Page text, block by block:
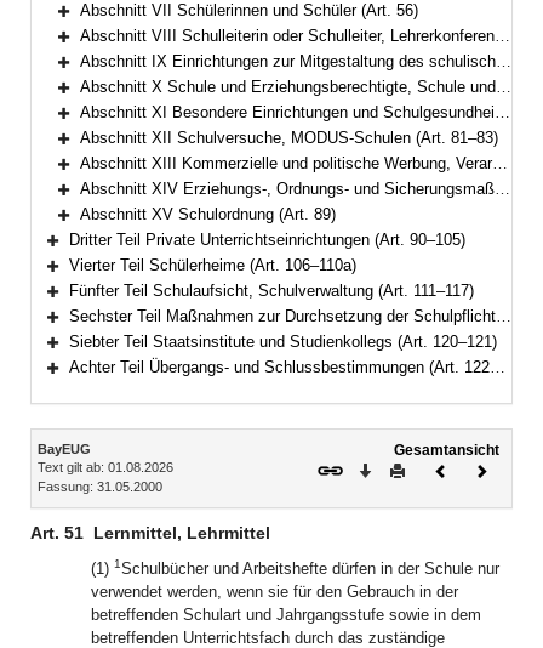
Bereich erweitern
Abschnitt VII Schülerinnen und Schüler (Art. 56)
Bereich erweitern
Abschnitt VIII Schulleiterin oder Schulleiter, Lehrerkonferenz, Lehrkräfte und sonstiges Personal (Art. 57–61)
Bereich erweitern
Abschnitt IX Einrichtungen zur Mitgestaltung des schulischen Lebens (Art. 62–73)
Bereich erweitern
Abschnitt X Schule und Erziehungsberechtigte, Schule und Arbeitgeber (Art. 74–77)
Bereich erweitern
Abschnitt XI Besondere Einrichtungen und Schulgesundheit (Art. 78–80)
Bereich erweitern
Abschnitt XII Schulversuche, MODUS-Schulen (Art. 81–83)
Bereich erweitern
Abschnitt XIII Kommerzielle und politische Werbung, Verarbeitung personenbezogener Daten (Art. 84–85a)
Bereich erweitern
Abschnitt XIV Erziehungs-, Ordnungs- und Sicherungsmaßnahmen (Art. 86–88a)
Bereich erweitern
Abschnitt XV Schulordnung (Art. 89)
Bereich erweitern
Dritter Teil Private Unterrichtseinrichtungen (Art. 90–105)
Bereich erweitern
Vierter Teil Schülerheime (Art. 106–110a)
Bereich erweitern
Fünfter Teil Schulaufsicht, Schulverwaltung (Art. 111–117)
Bereich erweitern
Sechster Teil Maßnahmen zur Durchsetzung der Schulpflicht, Ordnungswidrigkeiten (Art. 118–119)
Bereich erweitern
Siebter Teil Staatsinstitute und Studienkollegs (Art. 120–121)
Achter Teil Übergangs- und Schlussbestimmungen (Art. 122–125)
Inhalt
BayEUG
Text gilt ab: 01.08.2026
Fassung: 31.05.2000
Gesamtansicht
Download
DruckenVorheriges
Art. 51 Lernmittel, Lehrmittel
(1) 1Schulbücher und Arbeitshefte dürfen in der Schule nur
verwendet werden, wenn sie für den Gebrauch in der
betreffenden Schulart und Jahrgangsstufe sowie in dem
betreffenden Unterrichtsfach durch das zuständige